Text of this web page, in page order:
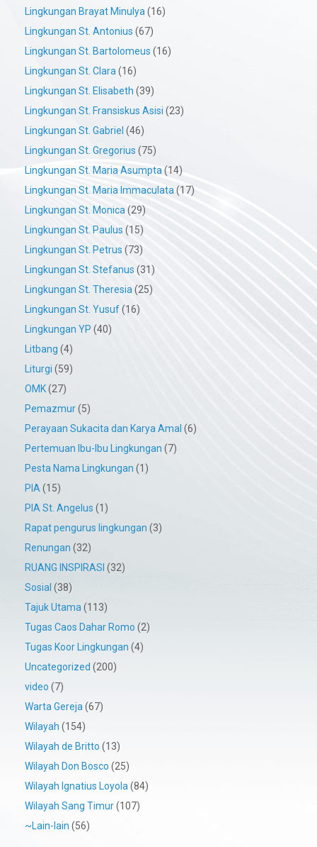
Lingkungan Brayat Minulya (16)
Lingkungan St. Antonius (67)
Lingkungan St. Bartolomeus (16)
Lingkungan St. Clara (16)
Lingkungan St. Elisabeth (39)
Lingkungan St. Fransiskus Asisi (23)
Lingkungan St. Gabriel (46)
Lingkungan St. Gregorius (75)
Lingkungan St. Maria Asumpta(14)
Lingkungan St. Maria Immaculata (17)
Lingkungan St. Monica (29)
Lingkungan St. Paulus (15)
Lingkungan St. Petrus (73)
Lingkungan St. Stefanus (31)
Lingkungan St. Theresia (25)
Lingkungan St. Yusuf(16)
Lingkungan YP (40)
Litbang (4)
Liturgi (59)
OMK(27)
Pemazmur(5)
Perayaan Sukacita dan Karya Amal (6)
Pertemuan Ibu-Ibu Lingkungan (7)
Pesta Nama Lingkungan (1)
PIA (15)
PIA St. Angelus (1)
Rapat pengurus lingkungan (3)
Renungan (32)
RUANG INSPIRASI (32)
Sosial (38)
Tajuk Utama (113)
Tugas Caos Dahar Romo (2)
Tugas Koor Lingkungan (4)
Uncategorized (200)
video (7)
Warta Gereja (67)
Wilayah (154)
Wilayah de Britto (13)
Wilayah Don Bosco (25)
Wilayah Ignatius Loyola (84)
Wilayah Sang Timur(107)
~Lain-lain (56)